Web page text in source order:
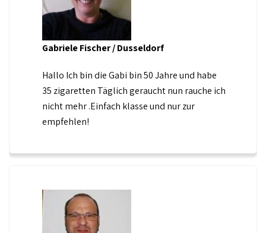
Gabriele Fischer / Dusseldorf
Hallo Ich bin die Gabi bin 50 Jahre und habe
35 zigaretten Täglich geraucht nun rauche ich
nicht mehr .Einfach klasse und nur zur
empfehlen!